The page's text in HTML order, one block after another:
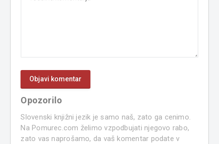
Opozorilo
Slovenski knjižni jezik je samo naš, zato ga cenimo.
Na Pomurec.com želimo vzpodbujati njegovo rabo,
zato vas naprošamo, da vaš komentar podate v